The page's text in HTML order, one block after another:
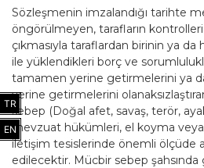
Sözleşmenin imzalandığı tarihte
öngörülmeyen, tarafların kontrolleri
çıkmasıyla taraflardan birinin ya
ile yüklendikleri borç ve
tamamen yerine getirmelerini ya
yerine getirmelerini
sebep (Doğal afet, savaş, terör,
mevzuat hükümleri, el koyma
iletişim tesislerinde önemli ölçüde
edilecektir. Mücbir sebep
TR
EN